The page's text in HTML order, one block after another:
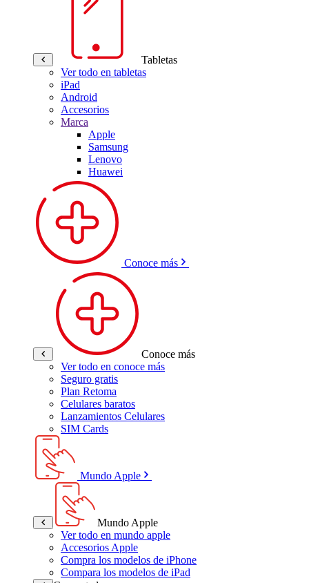
Tabletas
Ver todo en tabletas
iPad
Android
Accesorios
Marca
Apple
Samsung
Lenovo
Huawei
Conoce más
Conoce más
Ver todo en conoce más
Seguro gratis
Plan Retoma
Celulares baratos
Lanzamientos Celulares
SIM Cards
Mundo Apple
Mundo Apple
Ver todo en mundo apple
Accesorios Apple
Compra los modelos de iPhone
Compara los modelos de iPad